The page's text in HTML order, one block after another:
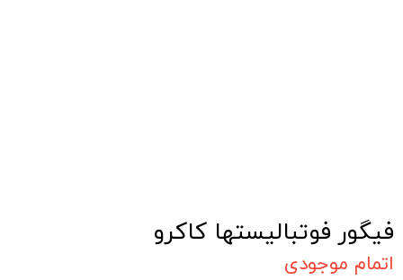
فیگور فوتبالیستها کاکرو
اتمام موجودی